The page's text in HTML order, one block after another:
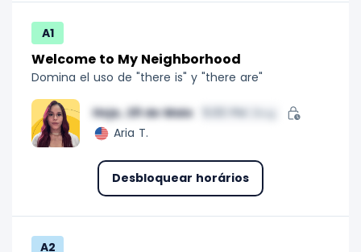
Welcome to My Neighborhood
Domina el uso de "there is" y "there are"
A1
Hoje, 29 de Maio 5:00 PM
Aria T.
Desbloquear horários
A2